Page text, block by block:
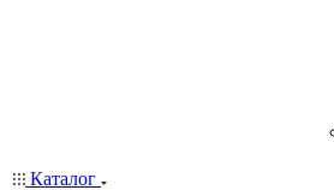
Каталог